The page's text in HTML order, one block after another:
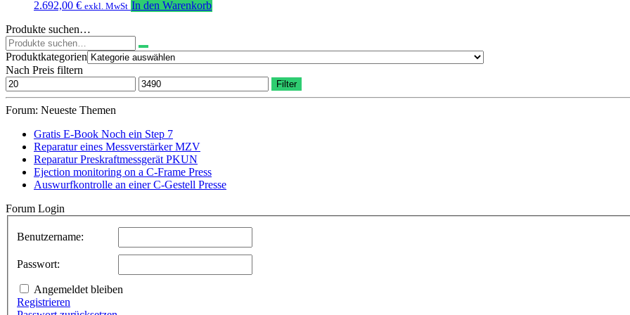
2.692,00 € exkl. MwSt In den Warenkorb
Produkte suchen…
Suchen
nach:
Produktkategorien
Nach Preis filtern
Min.
Preis
Max.
Preis
Filter
Forum: Neueste Themen
Gratis E-Book Noch ein Step 7
Reparatur eines Messverstärker MZV
Reparatur Preskraftmessgerät PKUN
Ejection monitoring on a C-Frame Press
Auswurfkontrolle an einer C-Gestell Presse
Forum Login
Benutzername:
Passwort:
Angemeldet bleiben
Registrieren